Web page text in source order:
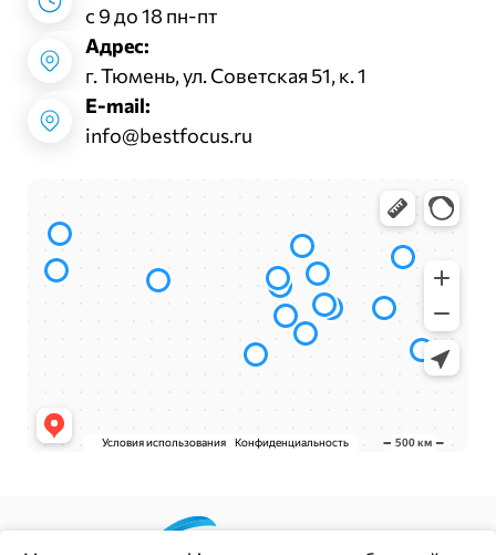
с 9 до 18 пн-пт
Адрес:
г. Тюмень, ул. Советская 51, к. 1
E-mail:
info@bestfocus.ru